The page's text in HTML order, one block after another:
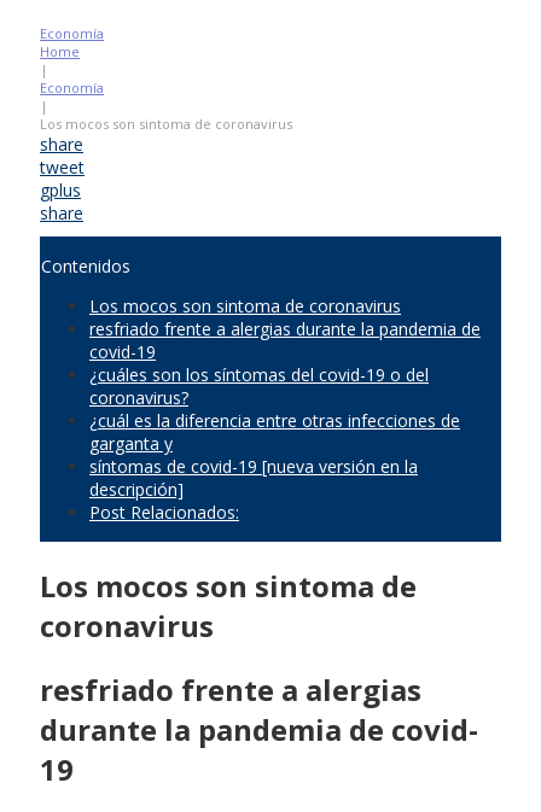
Economía
Home
|
Economía
|
Los mocos son sintoma de coronavirus
share
tweet
gplus
share
Contenidos
Los mocos son sintoma de coronavirus
resfriado frente a alergias durante la pandemia de
covid-19
¿cuáles son los síntomas del covid-19 o del
coronavirus?
¿cuál es la diferencia entre otras infecciones de
garganta y
síntomas de covid-19 [nueva versión en la
descripción]
Post Relacionados:
Los mocos son sintoma de
coronavirus
resfriado frente a alergias
durante la pandemia de covid-
19